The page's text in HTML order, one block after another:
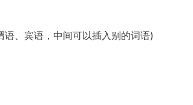
、宾语，中间可以插入别的词语)